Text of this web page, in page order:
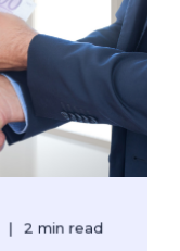
2 min read